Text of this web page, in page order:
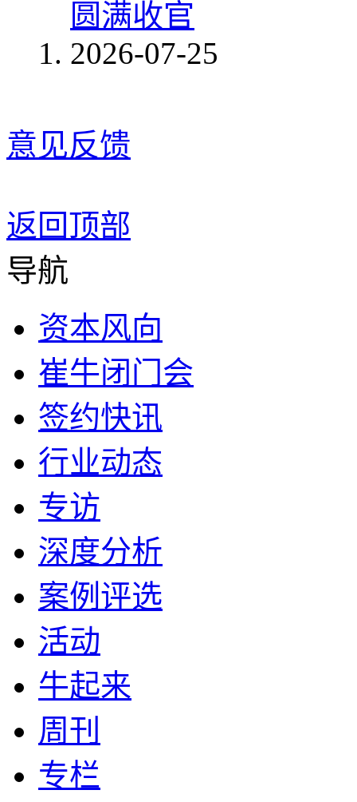
圆满收官
2026-07-25
意见反馈
返回顶部
导航
资本风向
崔牛闭门会
签约快讯
行业动态
专访
深度分析
案例评选
活动
牛起来
周刊
专栏